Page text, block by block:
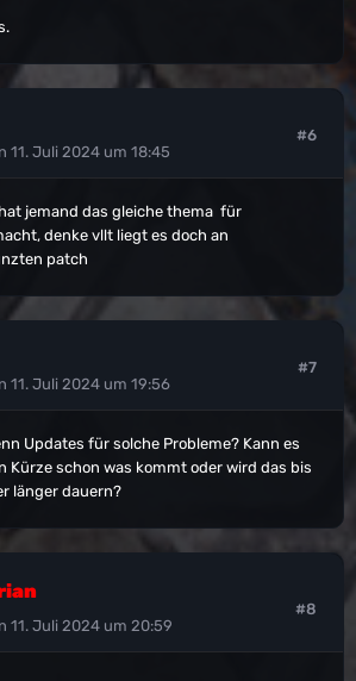
11. Juli 2024 um 18:45
#6
jemand das gleiche thema für
denke vllt liegt es doch an
patch
11. Juli 2024 um 19:56
#7
Updates für solche Probleme? Kann es
Kürze schon was kommt oder wird das bis
länger dauern?
11. Juli 2024 um 20:59
#8